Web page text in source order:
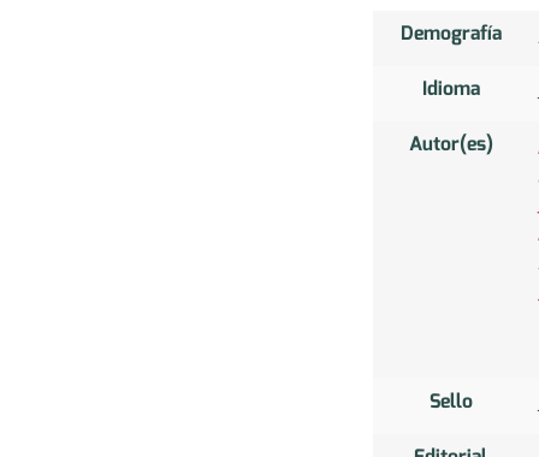
Demografía
Idioma
Autor(es)
Sello